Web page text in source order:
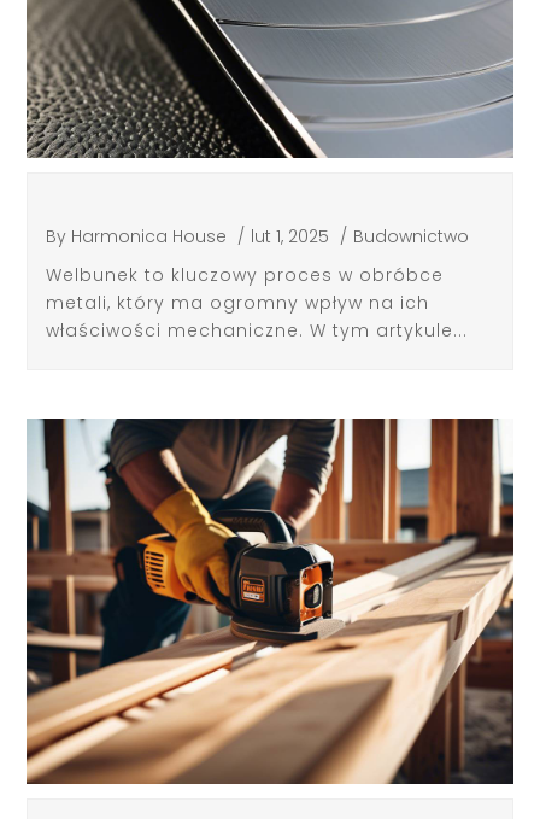
By Harmonica House / lut 1, 2025 / Budownictwo
Welbunek to kluczowy proces w obróbce
metali, który ma ogromny wpływ na ich
właściwości mechaniczne. W tym artykule...